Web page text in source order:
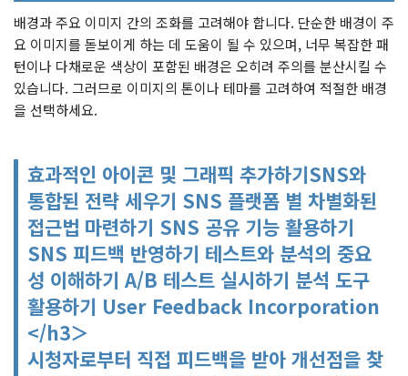
배경과 주요 이미지 간의 조화를 고려해야 합니다. 단순한 배경이 주
요 이미지를 돋보이게 하는 데 도움이 될 수 있으며, 너무 복잡한 패
턴이나 다채로운 색상이 포함된 배경은 오히려 주의를 분산시킬 수
있습니다. 그러므로 이미지의 톤이나 테마를 고려하여 적절한 배경
을 선택하세요.
효과적인 아이콘 및 그래픽 추가하기SNS와
통합된 전략 세우기 SNS 플랫폼 별 차별화된
접근법 마련하기 SNS 공유 기능 활용하기
SNS 피드백 반영하기 테스트와 분석의 중요
성 이해하기 A/B 테스트 실시하기 분석 도구
활용하기 User Feedback Incorporation
</h3＞
시청자로부터 직접 피드백을 받아 개선점을 찾